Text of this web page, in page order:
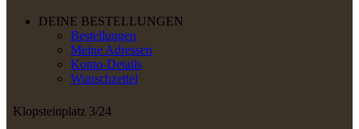
DEINE BESTELLUNGEN
Bestellungen
Meine Adressen
Konto-Details
Wunschzettel
Klopsteinplatz 3/24